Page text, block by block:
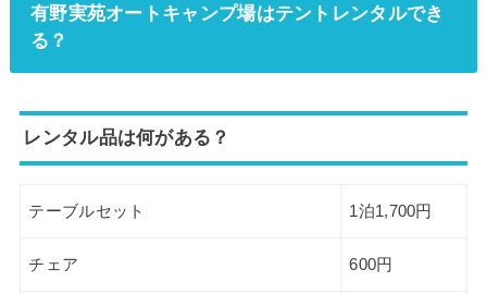
有野実苑オートキャンプ場はテントレンタルでき
る？
レンタル品は何がある？
テーブルセット 1泊1,700円
チェア 600円